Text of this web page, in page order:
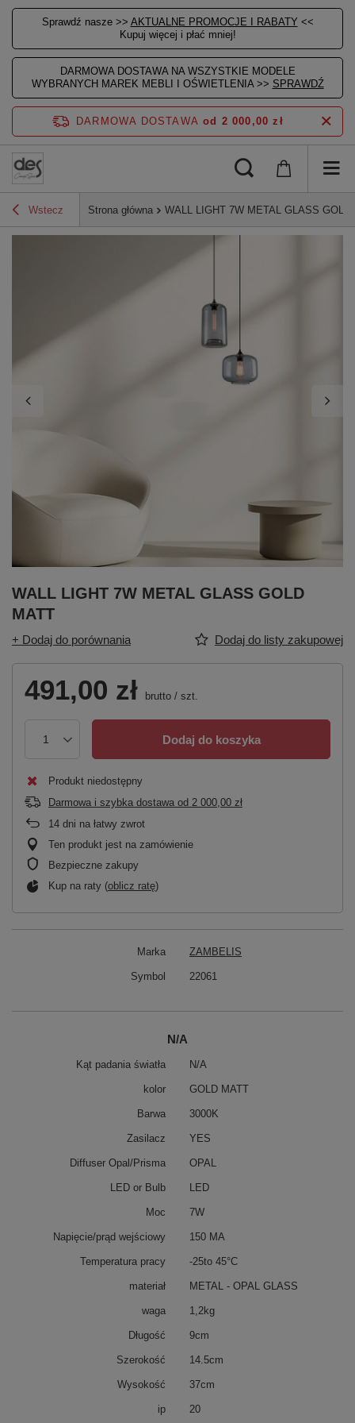
Sprawdź nasze >> AKTUALNE PROMOCJE I RABATY <<
Kupuj więcej i płać mniej!
DARMOWA DOSTAWA NA WSZYSTKIE MODELE
WYBRANYCH MAREK MEBLI I OŚWIETLENIA >> SPRAWDŹ
DARMOWA DOSTAWA od 2 000,00 zł
Wstecz Strona główna WALL LIGHT 7W METAL GLASS GOLD
WALL LIGHT 7W METAL GLASS GOLD
MATT
+ Dodaj do porównania Dodaj do listy zakupowej
491,00 zł brutto / szt.
Dodaj do koszyka
Produkt niedostępny
Darmowa i szybka dostawa od 2 000,00 zł
14 dni na łatwy zwrot
Ten produkt jest na zamówienie
Bezpieczne zakupy
Kup na raty (oblicz ratę)
Marka ZAMBELIS
Symbol 22061
N/A
Kąt padania światła N/A
kolor GOLD MATT
Barwa 3000K
Zasilacz YES
Diffuser Opal/Prisma OPAL
LED or Bulb LED
Moc 7W
Napięcie/prąd wejściowy 150 MA
Temperatura pracy -25to 45°C
materiał METAL - OPAL GLASS
waga 1,2kg
Długość 9cm
Szerokość 14.5cm
Wysokość 37cm
ip 20